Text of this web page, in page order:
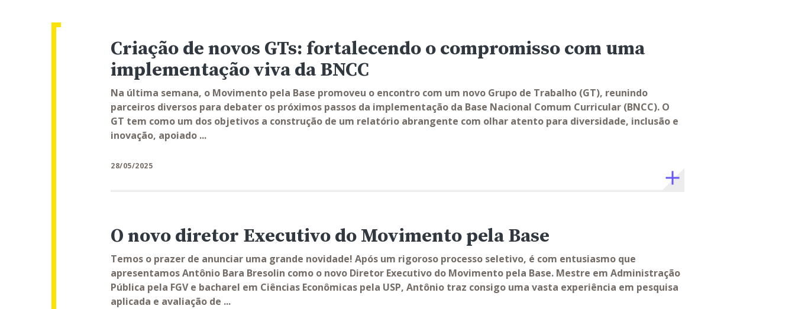
Criação de novos GTs: fortalecendo o compromisso com uma
implementação viva da BNCC
Na última semana, o Movimento pela Base promoveu o encontro com um novo Grupo de Trabalho (GT), reunindo
parceiros diversos para debater os próximos passos da implementação da Base Nacional Comum Curricular (BNCC). O
GT tem como um dos objetivos a construção de um relatório abrangente com olhar atento para diversidade, inclusão e
inovação, apoiado ...
28/05/2025
O novo diretor Executivo do Movimento pela Base
Temos o prazer de anunciar uma grande novidade! Após um rigoroso processo seletivo, é com entusiasmo que
apresentamos Antônio Bara Bresolin como o novo Diretor Executivo do Movimento pela Base. Mestre em Administração
Pública pela FGV e bacharel em Ciências Econômicas pela USP, Antônio traz consigo uma vasta experiência em pesquisa
aplicada e avaliação de ...